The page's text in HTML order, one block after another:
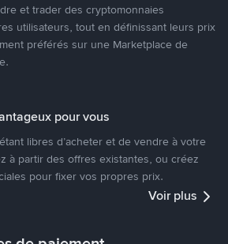
et trader des cryptomonnaies
utilisateurs, tout en définissant leurs prix
préférés sur une Marketplace de
pour vous
libres d’acheter et de vendre à votre
à partir des offres existantes, ou créez
pour fixer vos propres prix.
Voir plus